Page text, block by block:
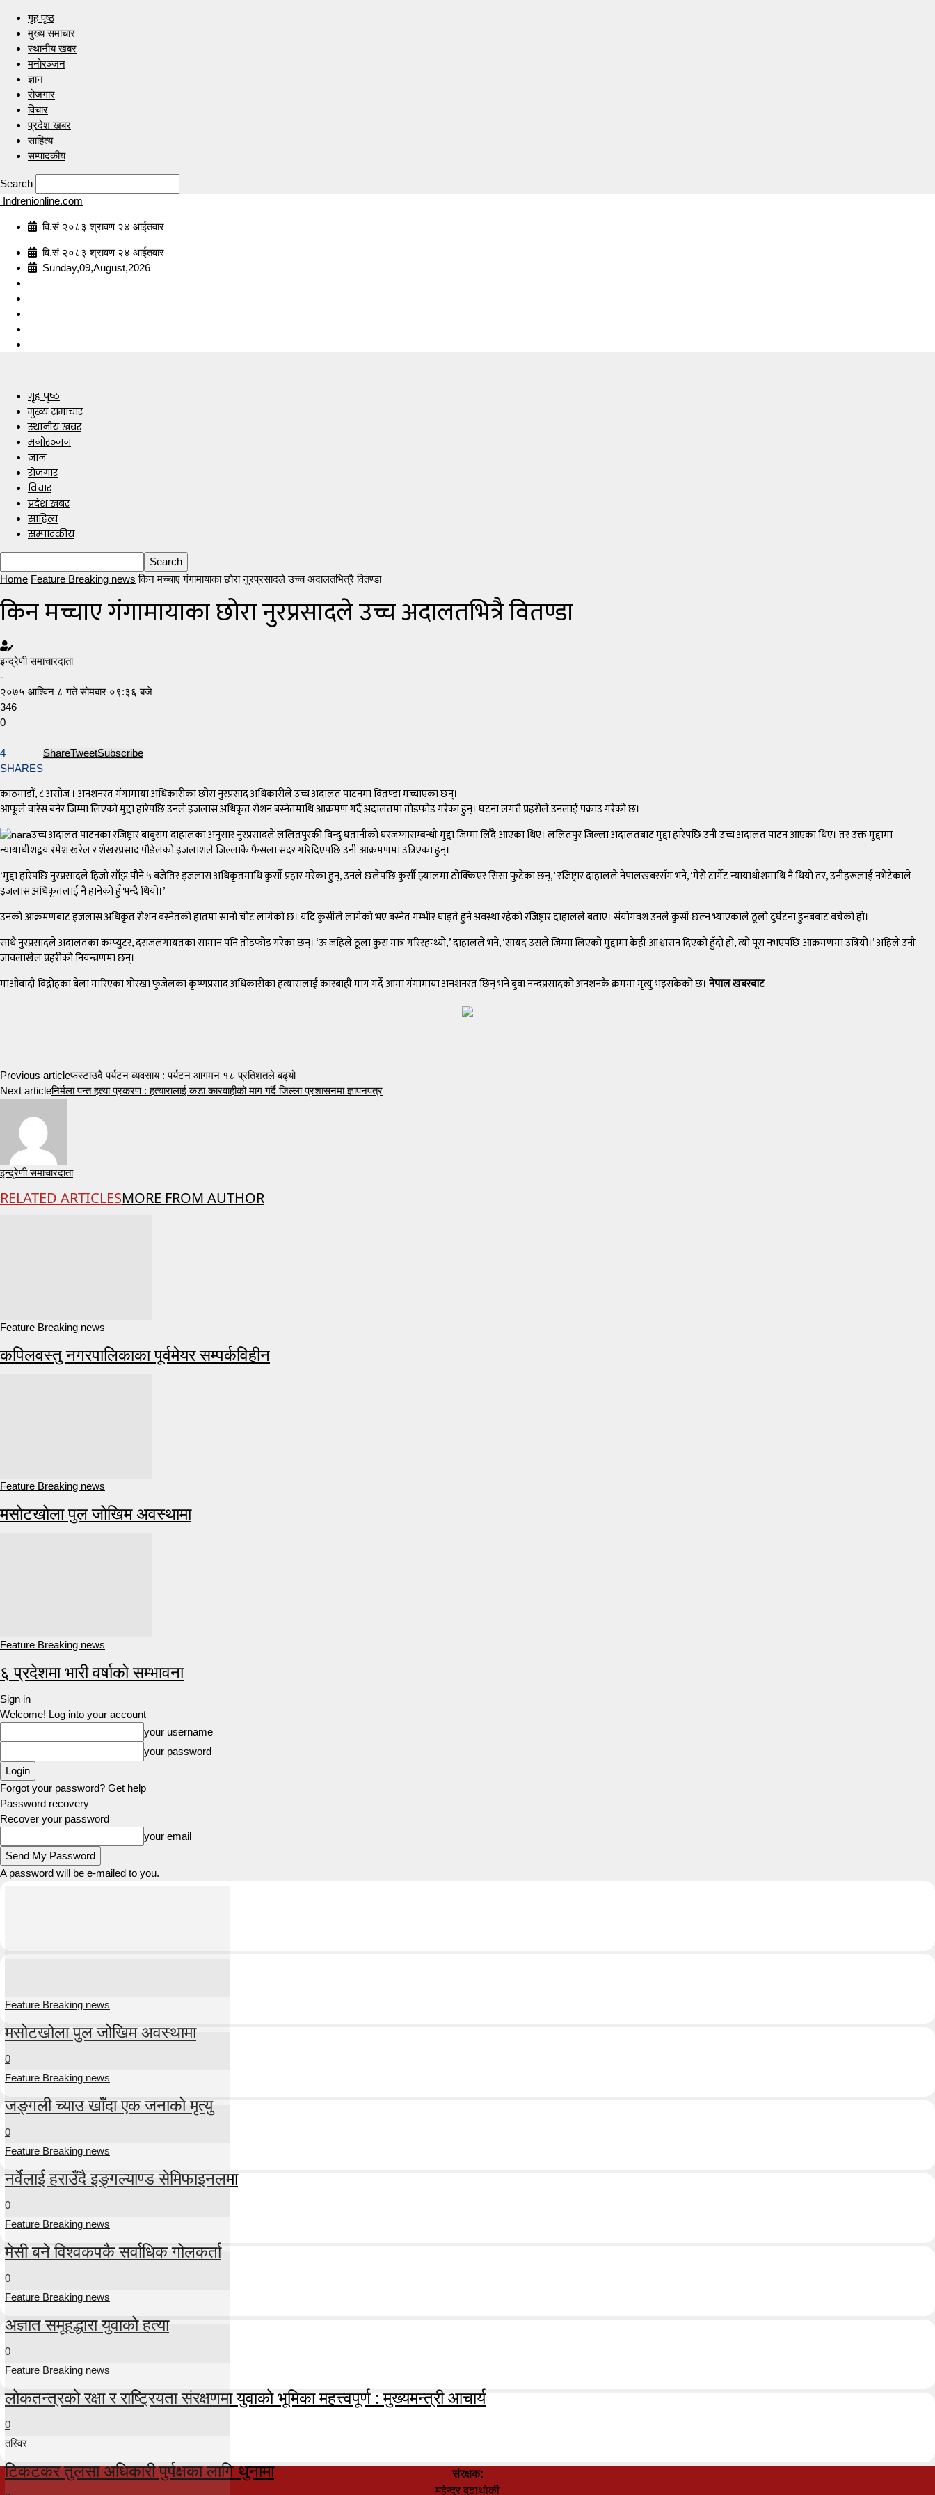
गृह पृष्ठ
मुख्य समाचार
स्थानीय खबर
मनोरञ्जन
ज्ञान
रोजगार
विचार
प्रदेश खबर
साहित्य
सम्पादकीय
Search
Indrenionline.com
वि.सं २०८३ श्रावण २४ आईतवार
वि.सं २०८३ श्रावण २४ आईतवार
Sunday,09,August,2026
गृह पृष्ठ
मुख्य समाचार
स्थानीय खबर
मनोरञ्जन
ज्ञान
रोजगार
विचार
प्रदेश खबर
साहित्य
सम्पादकीय
Home Feature Breaking news किन मच्चाए गंगामायाका छोरा नुरप्रसादले उच्च अदालतभित्रै वितण्डा
किन मच्चाए गंगामायाका छोरा नुरप्रसादले उच्च अदालतभित्रै वितण्डा
इन्द्रेणी समाचारदाता
-
२०७५ आश्विन ८ गते सोमबार ०९:३६ बजे
346
0
4
SHARES
ShareTweetSubscribe
काठमाडौं, ८ असोज । अनशनरत गंगामाया अधिकारीका छोरा नुरप्रसाद अधिकारीले उच्च अदालत पाटनमा वितण्डा मच्चाएका छन्।
आफूले वारेस बनेर जिम्मा लिएको मुद्दा हारेपछि उनले इजलास अधिकृत रोशन बस्नेतमाथि आक्रमण गर्दै अदालतमा तोडफोड गरेका हुन्। घटना लगत्तै प्रहरीले उनलाई पक्राउ गरेको छ।
उच्च अदालत पाटनका रजिष्ट्रार बाबुराम दाहालका अनुसार नुरप्रसादले ललितपुरकी विन्दु घतानीको घरजग्गासम्बन्धी मुद्दा जिम्मा लिँदै आएका थिए। ललितपुर जिल्ला अदालतबाट मुद्दा हारेपछि उनी उच्च अदालत पाटन आएका थिए। तर उक्त मुद्दामा
न्यायाधीशद्वय रमेश खरेल र शेखरप्रसाद पौडेलको इजलाशले जिल्लाकै फैसला सदर गरिदिएपछि उनी आक्रमणमा उत्रिएका हुन्।
‘मुद्दा हारेपछि नुरप्रसादले हिजो साँझ पौने ५ बजेतिर इजलास अधिकृतमाथि कुर्सी प्रहार गरेका हुन्, उनले छलेपछि कुर्सी झ्यालमा ठोक्किएर सिसा फुटेका छन्,’ रजिष्ट्रार दाहालले नेपालखबरसँग भने, ‘मेरो टार्गेट न्यायाधीशमाथि नै थियो तर, उनीहरूलाई नभेटेकाले
इजलास अधिकृतलाई नै हानेको हुँ भन्दै थियो।’
उनको आक्रमणबाट इजलास अधिकृत रोशन बस्नेतको हातमा सानो चोट लागेको छ। यदि कुर्सीले लागेको भए बस्नेत गम्भीर घाइते हुने अवस्था रहेको रजिष्ट्रार दाहालले बताए। संयोगवश उनले कुर्सी छल्न भ्याएकाले ठूलो दुर्घटना हुनबबाट बचेको हो।
साथै नुरप्रसादले अदालतका कम्प्युटर, दराजलगायतका सामान पनि तोडफोड गरेका छन्। ‘ऊ जहिले ठूला कुरा मात्र गरिरहन्थ्यो,’ दाहालले भने, ‘सायद उसले जिम्मा लिएको मुद्दामा केही आश्वासन दिएको हुँदो हो, त्यो पूरा नभएपछि आक्रमणमा उत्रियो।’ अहिले उनी
जावलाखेल प्रहरीको नियन्त्रणमा छन्।
माओवादी विद्रोहका बेला मारिएका गोरखा फुजेलका कृष्णप्रसाद अधिकारीका हत्यारालाई कारबाही माग गर्दै आमा गंगामाया अनशनरत छिन् भने बुवा नन्दप्रसादको अनशनकै क्रममा मृत्यु भइसकेको छ। नेपाल खबरबाट
Previous articleफस्टाउदै पर्यटन व्यवसाय : पर्यटन आगमन १८ प्रतिशतले बढ्यो
Next articleनिर्मला पन्त हत्या प्रकरण : हत्यारालाई कडा कारवाहीको माग गर्दै जिल्ला प्रशासनमा ज्ञापनपत्र
इन्द्रेणी समाचारदाता
RELATED ARTICLESMORE FROM AUTHOR
Feature Breaking news
कपिलवस्तु नगरपालिकाका पूर्वमेयर सम्पर्कविहीन
Feature Breaking news
मसोटखोला पुल जोखिम अवस्थामा
Feature Breaking news
६ प्रदेशमा भारी वर्षाको सम्भावना
Sign in
Welcome! Log into your account
your username
your password
Forgot your password? Get help
Password recovery
Recover your password
your email
A password will be e-mailed to you.
Feature Breaking news
मसोटखोला पुल जोखिम अवस्थामा
0
Feature Breaking news
जङ्गली च्याउ खाँदा एक जनाको मृत्यु
0
Feature Breaking news
नर्वेलाई हराउँदै इङ्गल्याण्ड सेमिफाइनलमा
0
Feature Breaking news
मेसी बने विश्वकपकै सर्वाधिक गोलकर्ता
0
Feature Breaking news
अज्ञात समूहद्धारा युवाको हत्या
0
Feature Breaking news
लोकतन्त्रको रक्षा र राष्ट्रियता संरक्षणमा युवाको भूमिका महत्त्वपूर्ण : मुख्यमन्त्री आचार्य
0
तस्विर
टिकटकर तुलसा अधिकारी पुर्पक्षका लागि थुनामा
संरक्षक:
महेन्द्र बुढाथोकी